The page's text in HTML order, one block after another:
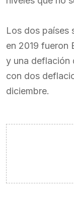
Los dos países
en 2019 fueron
y una deflación
con dos
diciembre.